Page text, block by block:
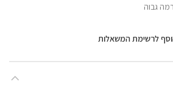
גבוה
לרשימת המשאלות